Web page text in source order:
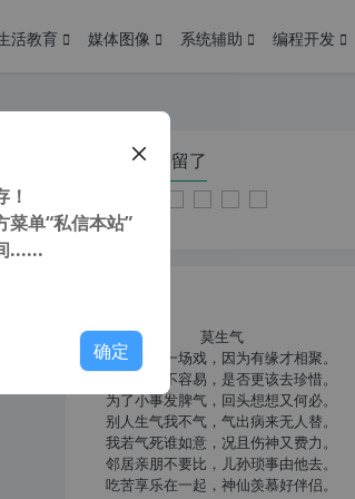
活教育 媒体图像 系统辅助 编程开发
您在本页停留了
莫生气
人生就像一场戏，因为有缘才相聚。
相扶到老不容易，是否更该去珍惜。
为了小事发脾气，回头想想又何必。
别人生气我不气，气出病来无人替。
我若气死谁如意，况且伤神又费力。
邻居亲朋不要比，儿孙琐事由他去。
吃苦享乐在一起，神仙羡慕好伴侣。
单“私信本站”
......
确定